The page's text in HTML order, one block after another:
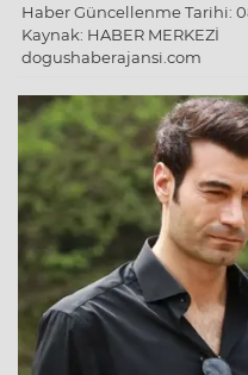
Haber Güncellenme Tarihi:
Kaynak: HABER MERKEZİ
dogushaberajansi.com